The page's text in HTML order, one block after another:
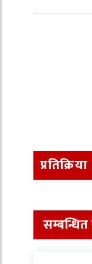
प्रतिक्रिया